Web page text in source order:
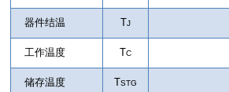
器件结温 TJ
工作温度 TC
储存温度 TSTG